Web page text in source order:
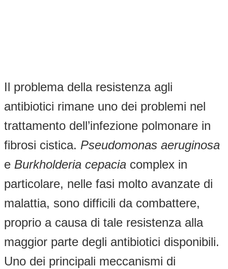
Il problema della resistenza agli
antibiotici rimane uno dei problemi nel
trattamento dell’infezione polmonare in
fibrosi cistica. Pseudomonas aeruginosa
e Burkholderia cepacia complex in
particolare, nelle fasi molto avanzate di
malattia, sono difficili da combattere,
proprio a causa di tale resistenza alla
maggior parte degli antibiotici disponibili.
Uno dei principali meccanismi di